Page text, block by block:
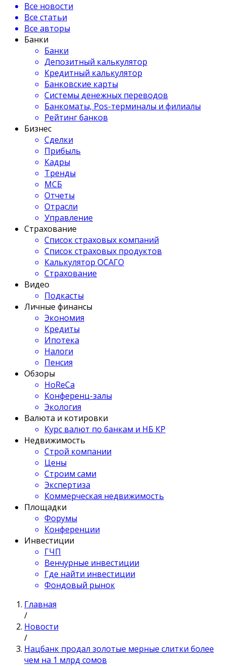
Все новости
Все статьи
Все авторы
Банки
Банки
Депозитный калькулятор
Кредитный калькулятор
Банковские карты
Системы денежных переводов
Банкоматы, Pos-терминалы и филиалы
Рейтинг банков
Бизнес
Сделки
Прибыль
Кадры
Тренды
МСБ
Отчеты
Отрасли
Управление
Страхование
Список страховых компаний
Список страховых продуктов
Калькулятор ОСАГО
Страхование
Видео
Подкасты
Личные финансы
Экономия
Кредиты
Ипотека
Налоги
Пенсия
Обзоры
HoReCa
Конференц-залы
Экология
Валюта и котировки
Курс валют по банкам и НБ КР
Недвижимость
Строй компании
Цены
Строим сами
Экспертиза
Коммерческая недвижимость
Площадки
Форумы
Конференции
Инвестиции
ГЧП
Венчурные инвестиции
Где найти инвестиции
Фондовый рынок
Главная
/
Новости
/
Нацбанк продал золотые мерные слитки более
чем на 1 млрд сомов